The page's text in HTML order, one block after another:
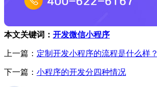
本文关键词： 开发微信小程序
上一篇： 定制开发小程序的流程是什么样？
下一篇： 小程序的开发分四种情况